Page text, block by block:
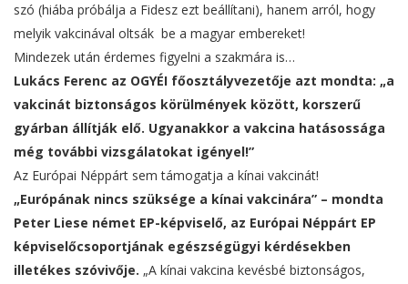
szó (hiába próbálja a Fidesz ezt beállítani), hanem arról, hogy
melyik vakcinával oltsák be a magyar embereket!
Mindezek után érdemes figyelni a szakmára is…
Lukács Ferenc az OGYÉI főosztályvezetője azt mondta: „a
vakcinát biztonságos körülmények között, korszerű
gyárban állítják elő. Ugyanakkor a vakcina hatásossága
még további vizsgálatokat igényel!”
Az Európai Néppárt sem támogatja a kínai vakcinát!
„Európának nincs szüksége a kínai vakcinára” – mondta
Peter Liese német EP-képviselő, az Európai Néppárt EP
képviselőcsoportjának egészségügyi kérdésekben
illetékes szóvivője. „A kínai vakcina kevésbé biztonságos,